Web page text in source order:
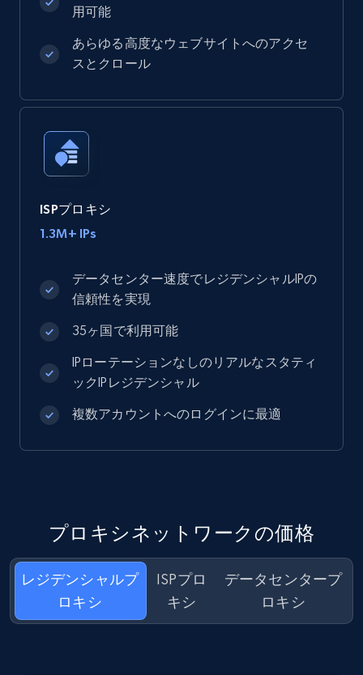
用可能
あらゆる高度なウェブサイトへのアクセ
スとクロール
ISPプロキシ
1.3M+ IPs
データセンター速度でレジデンシャルIPの
信頼性を実現
35ヶ国で利用可能
IPローテーションなしのリアルなスタティ
ックIPレジデンシャル
複数アカウントへのログインに最適
プロキシネットワークの価格
レジデンシャルプ
ロキシ
ISPプロ
キシ
データセンタープ
ロキシ